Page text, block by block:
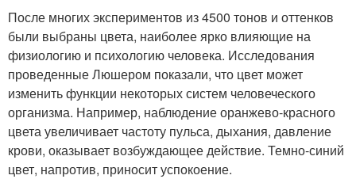
После многих экспериментов из 4500 тонов и оттенков
были выбраны цвета, наиболее ярко влияющие на
физиологию и психологию человека. Исследования
проведенные Люшером показали, что цвет может
изменить функции некоторых систем человеческого
организма. Например, наблюдение оранжево-красного
цвета увеличивает частоту пульса, дыхания, давление
крови, оказывает возбуждающее действие. Темно-синий
цвет, напротив, приносит успокоение.